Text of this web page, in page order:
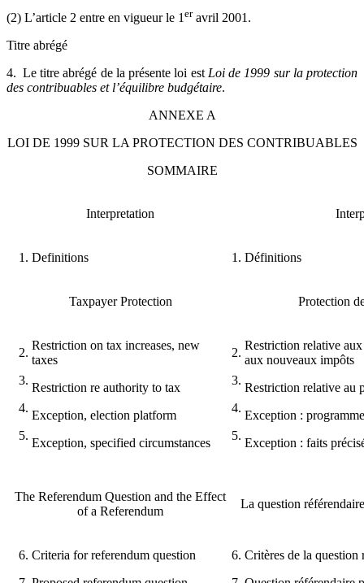
(2) L’article 2 entre en vigueur le 1 eravril 2001.
Titre abrégé
4. Le titre abrégé de la présente loi est Loi de 1999 sur la protection
des contribuables et l’équilibre budgétaire.
ANNEXE A
LOI DE 1999 SUR LA PROTECTION DES CONTRIBUABLES
SOMMAIRE
Interpretation
1. Definitions 1. Définitions
Taxpayer Protection Protection
2.
3.
4.
5.
Restriction on tax increases, new
taxes
Restriction re authority to tax
Exception, election platform
Exception, specified circumstances
2.
3.
4.
5.
Restriction relative
aux nouveaux impôts
Restriction relative au
Exception :
Exception : faits
The Referendum Question and the Effect
of a Referendum
La question
6. Criteria for referendum question
6. Critères de la question